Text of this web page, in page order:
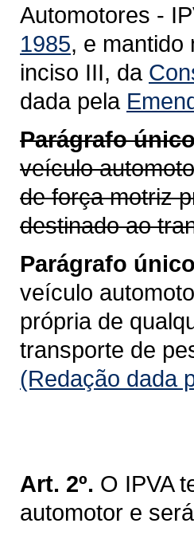
Automotores -
1985, e mantido
inciso III, da
dada pela
Parágrafo
veículo
de força motriz
destinado ao
Parágrafo
veículo
própria de
transporte de
(Redação dada
Art. 2º. O IPVA
automotor e